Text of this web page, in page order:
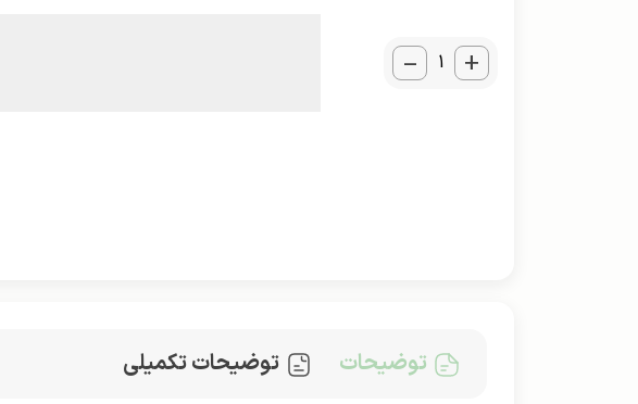
_ +
توضیحات توضیحات تکمیلی